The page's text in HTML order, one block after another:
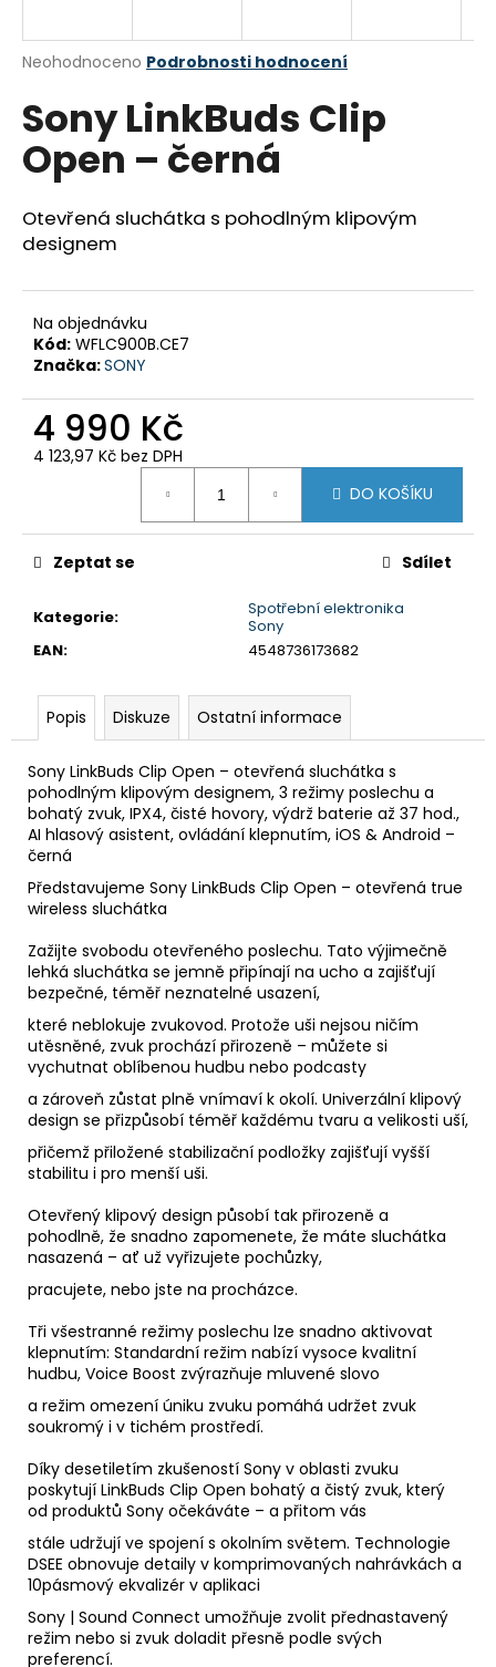
Průměrné
produktu
je
0,0
z
hvězdiček.
Neohodnoceno Podrobnosti hodnocení
Sony LinkBuds Clip
Open – černá
Otevřená sluchátka s pohodlným klipovým
designem
Na objednávku
Kód: WFLC900B.CE7
Značka:SONY
4 990 Kč
4 123,97 Kč bez DPH
DO KOŠÍKU
Kategorie:
Spotřební elektronika
Sony
EAN: 4548736173682
Zeptat se Sdílet
Popis Diskuze Ostatní informace
Sony LinkBuds Clip Open – otevřená sluchátka s
pohodlným klipovým designem, 3 režimy poslechu a
bohatý zvuk, IPX4, čisté hovory, výdrž baterie až 37 hod.,
AI hlasový asistent, ovládání klepnutím, iOS & Android –
černá
Představujeme Sony LinkBuds Clip Open – otevřená true
wireless sluchátka
Zažijte svobodu otevřeného poslechu. Tato výjimečně
lehká sluchátka se jemně připínají na ucho a zajišťují
bezpečné, téměř neznatelné usazení,
které neblokuje zvukovod. Protože uši nejsou ničím
utěsněné, zvuk prochází přirozeně – můžete si
vychutnat oblíbenou hudbu nebo podcasty
a zároveň zůstat plně vnímaví k okolí. Univerzální klipový
design se přizpůsobí téměř každému tvaru a velikosti uší,
přičemž přiložené stabilizační podložky zajišťují vyšší
stabilitu i pro menší uši.
Otevřený klipový design působí tak přirozeně a
pohodlně, že snadno zapomenete, že máte sluchátka
nasazená – ať už vyřizujete pochůzky,
pracujete, nebo jste na procházce.
Tři všestranné režimy poslechu lze snadno aktivovat
klepnutím: Standardní režim nabízí vysoce kvalitní
hudbu, Voice Boost zvýrazňuje mluvené slovo
a režim omezení úniku zvuku pomáhá udržet zvuk
soukromý i v tichém prostředí.
Díky desetiletím zkušeností Sony v oblasti zvuku
poskytují LinkBuds Clip Open bohatý a čistý zvuk, který
od produktů Sony očekáváte – a přitom vás
stále udržují ve spojení s okolním světem. Technologie
DSEE obnovuje detaily v komprimovaných nahrávkách a
10pásmový ekvalizér v aplikaci
Sony | Sound Connect umožňuje zvolit přednastavený
režim nebo si zvuk doladit přesně podle svých
preferencí.
j
t
?
D
o
p
o
e
e
CONTROLLER
COSMIC
RED/EAS
2
090
Kč